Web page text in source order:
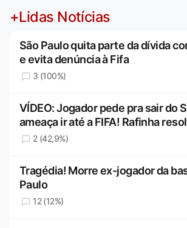
+Lidas Notícias
São Paulo quita parte da dívida
e evita denúncia à Fifa
3 (100%)
VÍDEO: Jogador pede pra sair do
ameaça ir até a FIFA! Rafinha
2 (42,9%)
Tragédia! Morre ex-jogador da
Paulo
12 (12%)